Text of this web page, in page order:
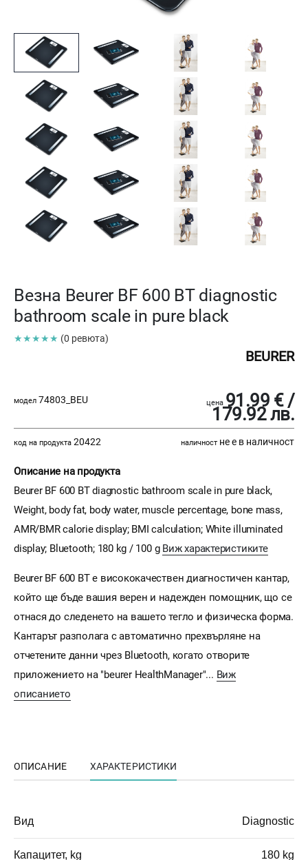
Везна Beurer BF 600 BT diagnostic
bathroom scale in pure black
★★★★★ (0 ревюта)
BEURER
модел 74803_BEU цена 91.99 € /
179.92 лв.
код на продукта 20422 наличност не е в наличност
Описание на продукта
Beurer BF 600 BT diagnostic bathroom scale in pure black,
Weight, body fat, body water, muscle percentage, bone mass,
AMR/BMR calorie display; BMI calculation; White illuminated
display; Bluetooth; 180 kg / 100 g Виж характеристиките
Beurer BF 600 BT е висококачествен диагностичен кантар,
който ще бъде вашия верен и надежден помощник, що се
отнася до следенето на вашето тегло и физическа форма.
Кантарът разполага с автоматично прехвърляне на
отчетените данни чрез Bluetooth, когато отворите
приложението на "beurer HealthManager"... Виж
описанието
ОПИСАНИЕ ХАРАКТЕРИСТИКИ
Вид Diagnostic
Капацитет, kg 180 kg